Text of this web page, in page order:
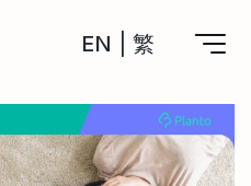
EN 繁